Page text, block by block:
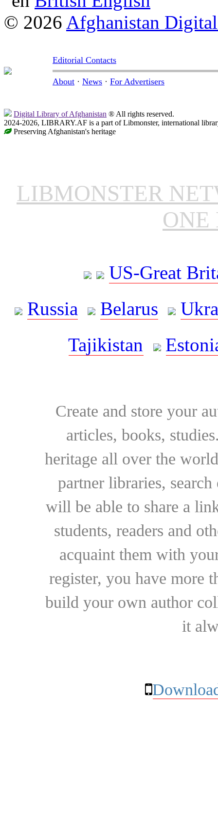
© 2026 Afghanistan
Editorial Contacts
About · News · For Advertisers
Digital Library of Afghanistan ® All rights reserved.
2024-2026, LIBRARY.AF is a part of Libmonster, international
Preserving Afghanistan's heritage
LIBMONSTER
ONE
US-Great
Russia
Belarus
Tajikistan
Create and store your
articles, books,
heritage all over the
partner libraries,
will be able to share a
students, readers and
acquaint them with
register, you have more
build your own author
it